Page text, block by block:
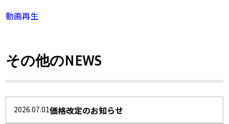
動画再生
その他のNEWS
2026.07.01価格改定のお知らせ